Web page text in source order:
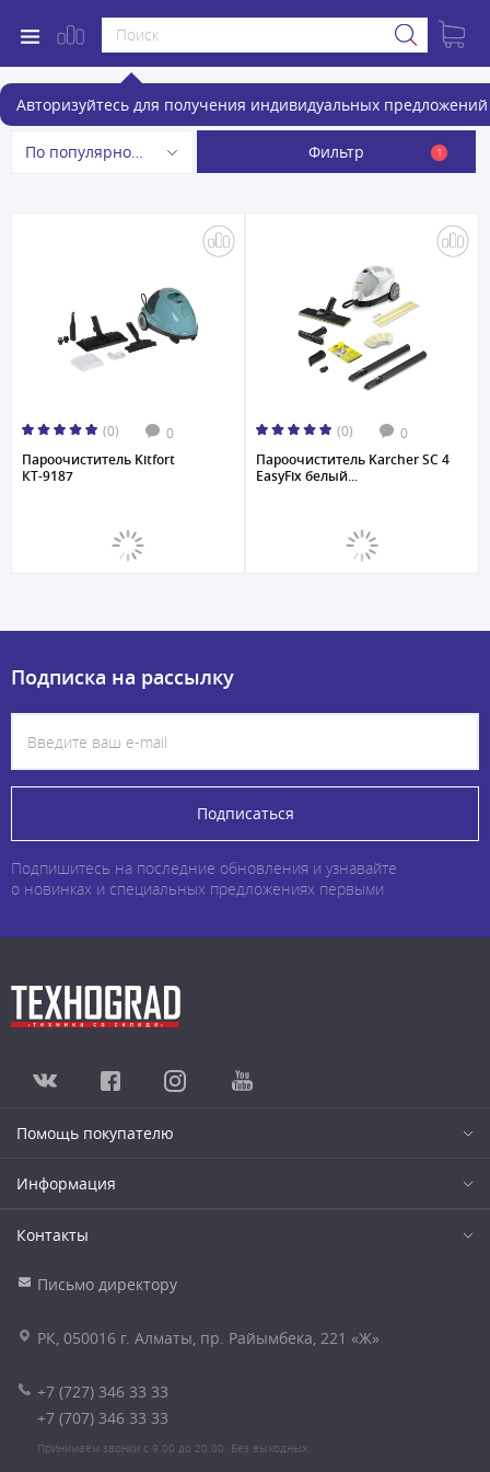
Авторизуйтесь для получения индивидуальных предложений
Пароочистители
По популярности Фильтр 1
(0) 0
Пароочиститель Kitfort
КТ-9187
(0) 0
Пароочиститель Karcher SC 4
EasyFix белый...
Подписка на рассылку
Подписаться
Подпишитесь на последние обновления и узнавайте
о новинках и специальных предложениях первыми
Помощь покупателю
Информация
Контакты
Письмо директору
РК, 050016 г. Алматы, пр. Райымбека, 221 «Ж»
+7 (727) 346 33 33
+7 (707) 346 33 33
Принимаем звонки с 9.00 до 20.00. Без выходных.